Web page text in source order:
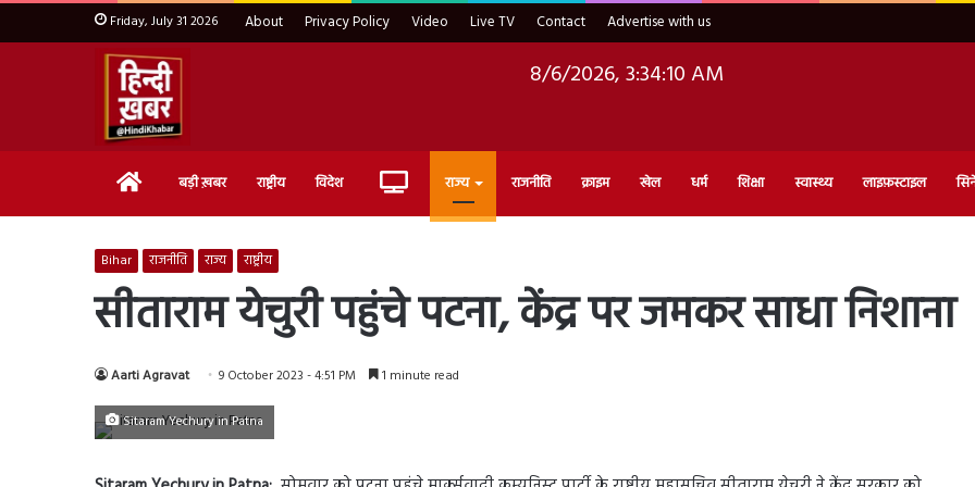
Friday, July 31 2026 About Privacy Policy Video Live TV Contact Advertise with us
8/6/2026, 3:34:11 AM
Home बड़ी ख़बर राष्ट्रीय विदेश Live राज्य राजनीति क्राइम खेल धर्म शिक्षा स्वास्थ्य लाइफ़स्टाइल
Bihar राजनीति राज्य राष्ट्रीय
सीताराम येचुरी पहुंचे पटना, केंद्र पर जमकर साधा निशाना
Aarti Agravat 9 October 2023 - 4:51 PM 1 minute read
Sitaram Yechury in Patna